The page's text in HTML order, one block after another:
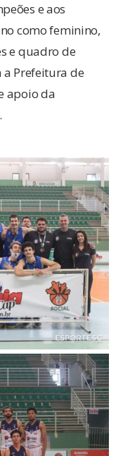
e aos
como feminino,
e quadro de
a Prefeitura de
apoio da